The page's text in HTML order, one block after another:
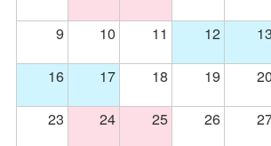
9 10 11 12 13
16
17 18 19
23
24 25 26